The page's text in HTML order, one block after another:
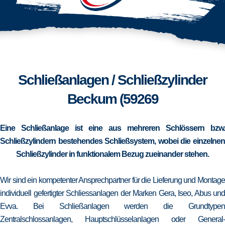
Schließanlagen / Schließzylinder
Beckum (59269
Eine Schließanlage ist eine aus mehreren Schlössern bzw.
Schließzylindern bestehendes Schließsystem, wobei die einzelnen
Schließzylinder in funktionalem Bezug zueinander stehen.
Wir sind ein kompetenter Ansprechpartner für die Lieferung und Montage
individuell gefertigter Schliessanlagen der Marken Gera, Iseo, Abus und
Evva. Bei Schließanlagen werden die Grundtypen
Zentralschlossanlagen, Hauptschlüsselanlagen oder General-